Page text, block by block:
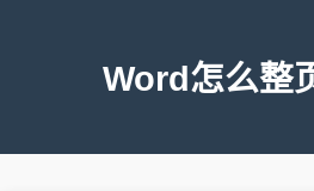
Word怎么整